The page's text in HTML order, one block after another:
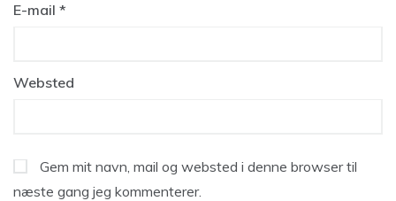
E-mail *
Websted
Gem mit navn, mail og websted i denne browser til
næste gang jeg kommenterer.